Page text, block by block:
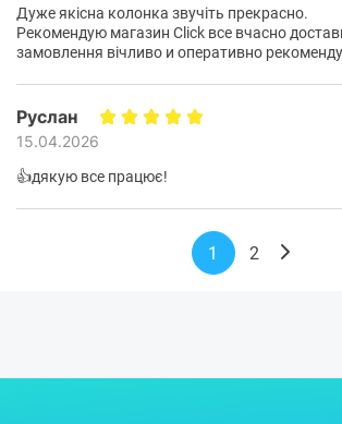
Дуже якісна колонка звучіть прекрасно.
Рекомендую магазин Click все вчасно
замовлення вічливо и оперативно
Руслан
15.04.2026
👍дякую все працює!
1 2